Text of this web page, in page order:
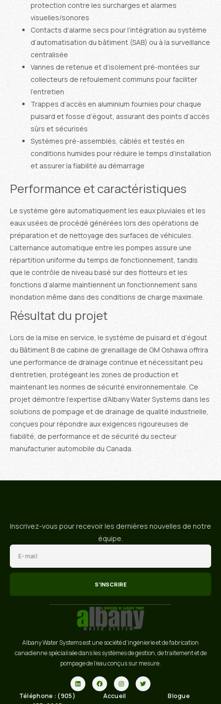
protection contre les surcharges et alarmes
visuelles/sonores
Contacts d’alarme secs pour l’intégration au système
d’automatisation du bâtiment (SAB) ou à la surveillance
centralisée
Vannes de retenue et d’isolement pré-montées sur
collecteurs de refoulement communs pour faciliter
l’entretien
Trappes d’accès en aluminium fournies pour chaque
puisard et fosse d’égout, assurant des points d’accès
sûrs et sécurisés
Systèmes pré-assemblés, câblés et testés en
conditions humides pour réduire le temps d’installation
et assurer la fiabilité au démarrage
Performance et caractéristiques
Le système gère automatiquement les eaux pluviales et les
eaux usées de procédé générées lors des opérations de
préparation et de nettoyage des surfaces de véhicules.
L’alternance automatique entre les pompes assure une
répartition uniforme du temps de fonctionnement, tandis
que le contrôle de niveau basé sur des flotteurs et les
fonctions d’alarme maintiennent un fonctionnement sans
inondation même dans des conditions de charge maximale.
Résultat du projet
Lors de la mise en service, le système de puisard et d’égout
du Bâtiment B de cabine de grenaillage de GM Oshawa offrira
une performance de drainage continue et nécessitant peu
d’entretien, protégeant les zones de production et
maintenant les normes de sécurité environnementale. Ce
projet démontre l’expertise d’Albany Water Systems dans les
solutions de pompage et de drainage de qualité industrielle,
conçues pour répondre aux exigences rigoureuses de
fiabilité, de performance et de sécurité du secteur
manufacturier automobile du Canada.
Inscrivez-vous pour recevoir les dernières nouvelles de notre
équipe.
S’INSCRIRE
Albany Water Systems est une société d’ingénierie et de fabrication
canadienne spécialisée dans les systèmes de gestion, de traitement et de
pompage de l’eau conçus sur mesure.
Téléphone : (905)
Accueil Blogue